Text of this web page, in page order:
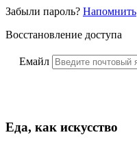
Забыли пароль? Напомнить
Восстановление доступа
Емайл
Еда, как искусство